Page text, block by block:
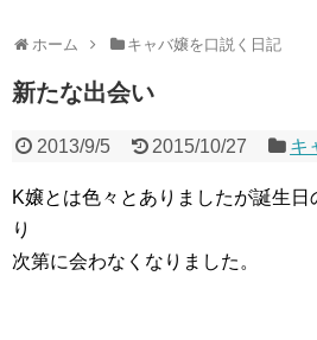
ホーム キャバ嬢を口説く日記
新たな出会い
2013/9/5 2015/10/27 キ
K嬢とは色々とありましたが誕生
り
次第に会わなくなりました。